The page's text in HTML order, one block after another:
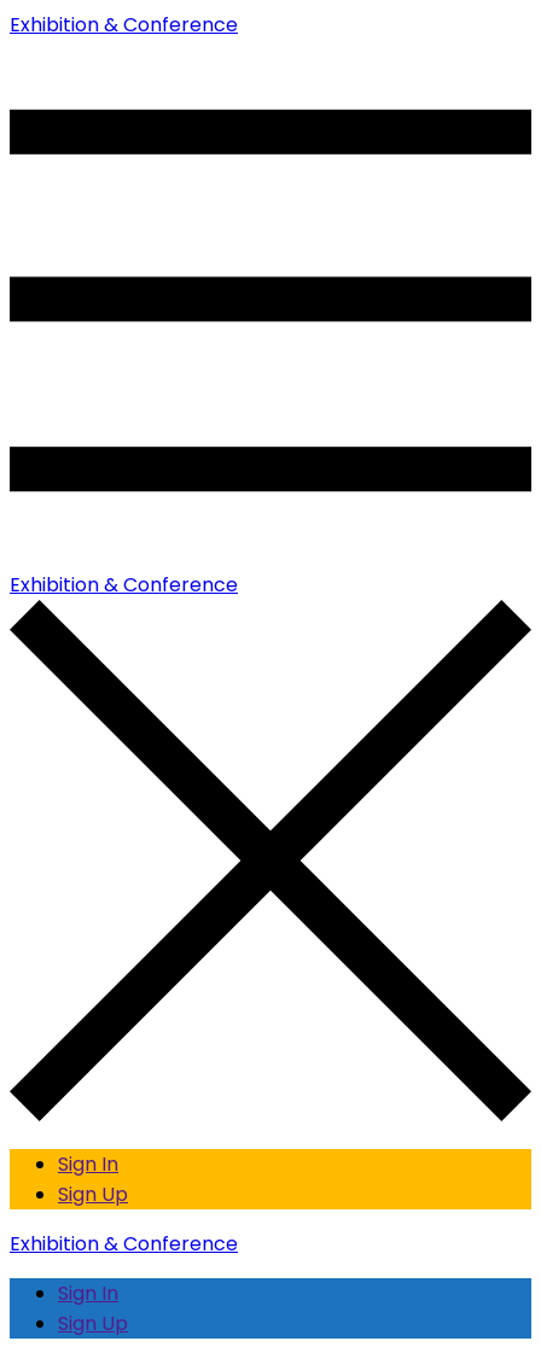
Exhibition & Conference
Exhibition & Conference
Sign In
Sign Up
Exhibition & Conference
Sign In
Sign Up